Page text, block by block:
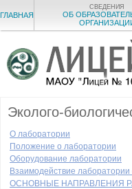
ГЛАВНАЯ
СВЕДЕНИЯ
ОБ
Эколого-
О лаборатории
Положение о лаборатории
Оборудование лаборатории
Взаимодействие
ОСНОВНЫЕ НАПРАВЛЕНИЯ